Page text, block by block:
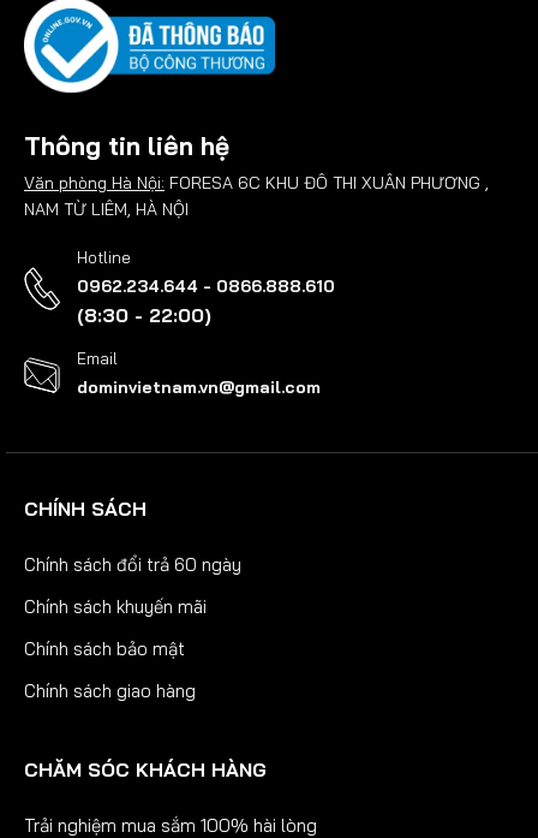
Thông tin liên hệ
Văn phòng Hà Nội: FORESA 6C KHU ĐÔ THI XUÂN PHƯƠNG ,
NAM TỪ LIÊM, HÀ NỘI
Hotline
0962.234.644 - 0866.888.610
(8:30 - 22:00)
Email
dominvietnam.vn@gmail.com
CHÍNH SÁCH
Chính sách đổi trả 60 ngày
Chính sách khuyến mãi
Chính sách bảo mật
Chính sách giao hàng
CHĂM SÓC KHÁCH HÀNG
Trải nghiệm mua sắm 100% hài lòng